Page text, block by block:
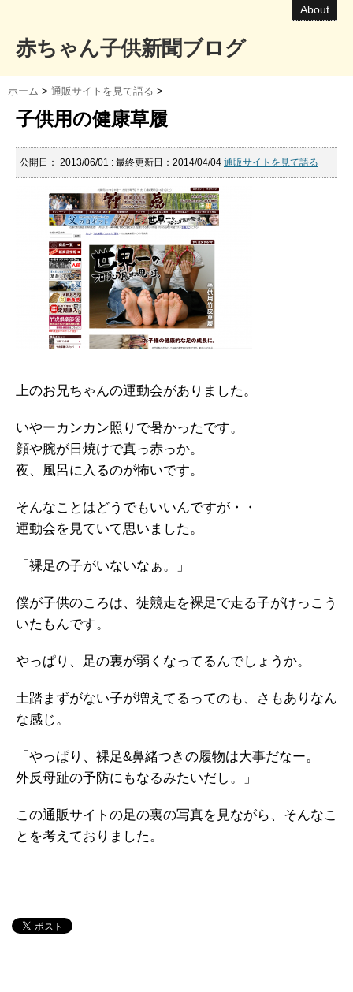
About
赤ちゃん子供新聞ブログ
ホーム > 通販サイトを見て語る >
子供用の健康草履
公開日： 2013/06/01 : 最終更新日：2014/04/04 通販サイトを見て語る
上のお兄ちゃんの運動会がありました。
いやーカンカン照りで暑かったです。
顔や腕が日焼けで真っ赤っか。
夜、風呂に入るのが怖いです。
そんなことはどうでもいいんですが・・
運動会を見ていて思いました。
「裸足の子がいないなぁ。」
僕が子供のころは、徒競走を裸足で走る子がけっこう
いたもんです。
やっぱり、足の裏が弱くなってるんでしょうか。
土踏まずがない子が増えてるってのも、さもありなん
な感じ。
「やっぱり、裸足&鼻緒つきの履物は大事だなー。
外反母趾の予防にもなるみたいだし。」
この通販サイトの足の裏の写真を見ながら、そんなこ
とを考えておりました。